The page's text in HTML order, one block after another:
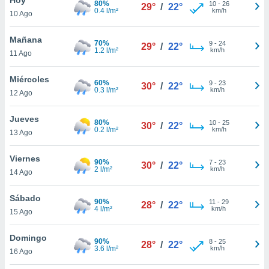
en
más
nuestra
de
cookies
aceptar
10 Ago
80%
0.4 l/m²
29° / 22° 10- 26
km/h
Mañana
11 Ago
70%
1.2 l/m²
29° / 22° 9- 24
km/h
Miércoles
12 Ago
60%
0.3 l/m²
30° / 22° 9- 23
km/h
Jueves
13 Ago
80%
0.2 l/m²
30° / 22° 10- 25
km/h
Viernes
14 Ago
90%
2 l/m²
30° / 22° 7- 23
km/h
Sábado
15 Ago
90%
4 l/m²
28° / 22° 11 - 29
km/h
Domingo
16 Ago
90%
3.6 l/m²
28° / 22° 8- 25
km/h